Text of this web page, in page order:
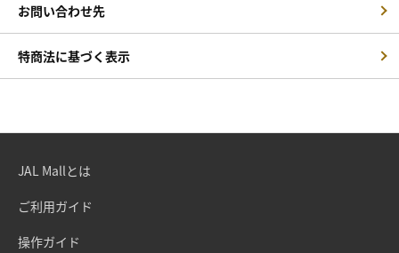
お問い合わせ先
特商法に基づく表示
JAL Mallとは
ご利用ガイド
操作ガイド